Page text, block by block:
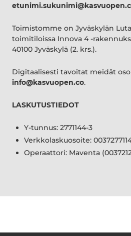
Toimistomme on Jyväskylän
toimitiloissa Innova 4 -
40100 Jyväskylä (2. krs.).
Digitaalisesti tavoitat meidät
info@kasvuopen.co.
LASKUTUSTIEDOT
Y-tunnus: 2771144-3
Verkkolaskuosoite:
Operaattori: Maventa